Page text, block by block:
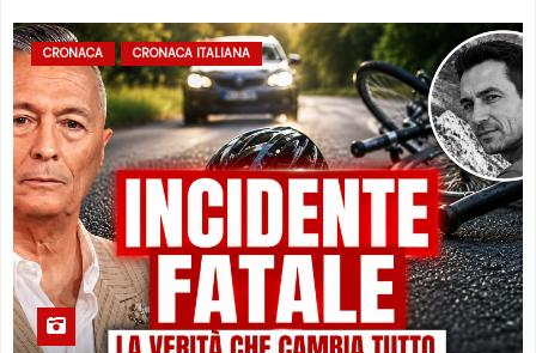
CRONACA CRONACA ITALIANA